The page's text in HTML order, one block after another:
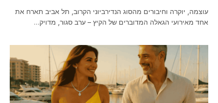
עוצמה, יוקרה וחיבורים מהסוג הנדירביוני הקרוב, תל אביב תארח את
אחד מאירועי הגאלה המדוברים של הקיץ – ערב סגור, מדויק…